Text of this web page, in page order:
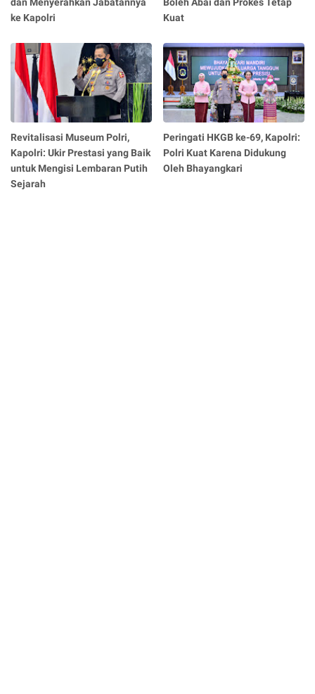
dan Menyerahkan Jabatannya
ke Kapolri
Boleh Abai dan Prokes Tetap
Kuat
Revitalisasi Museum Polri,
Kapolri: Ukir Prestasi yang Baik
untuk Mengisi Lembaran Putih
Sejarah
Peringati HKGB ke-69, Kapolri:
Polri Kuat Karena Didukung
Oleh Bhayangkari